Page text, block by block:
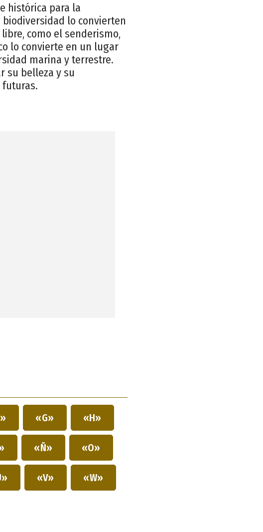
histórica para la
lo convierten
como el senderismo,
lo convierte en un lugar
marina y terrestre.
su belleza y su
«G» «H»
«Ñ» «O»
«V» «W»